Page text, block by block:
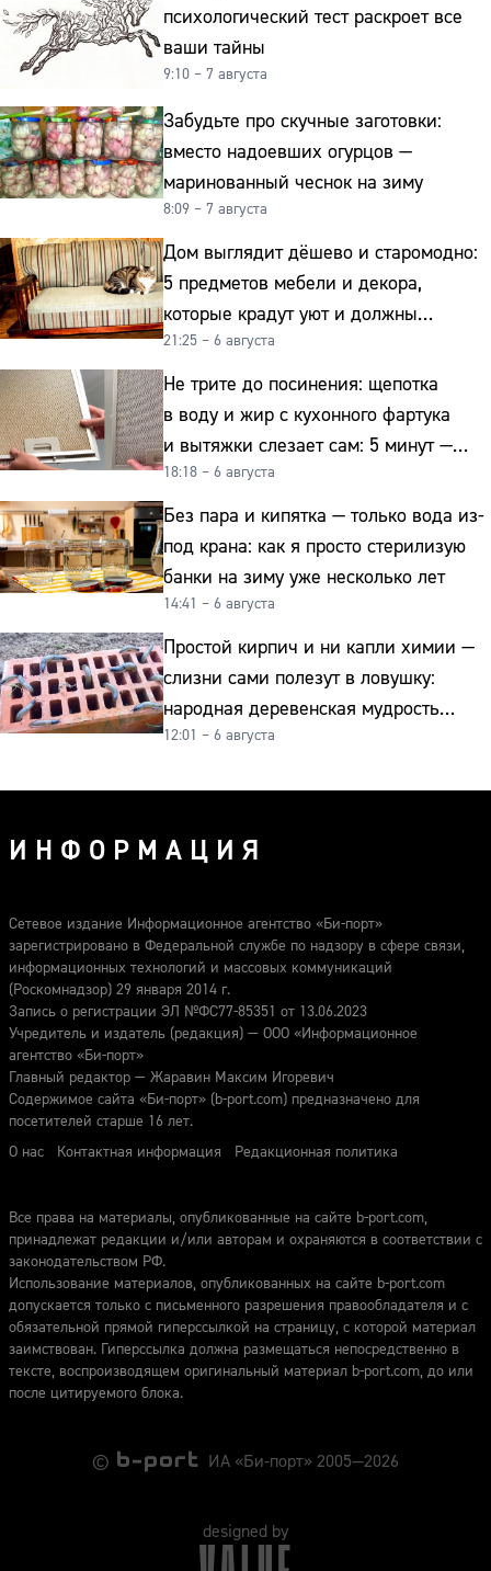
психологический тест раскроет все
ваши тайны
9:10 – 7 августа
Забудьте про скучные заготовки:
вместо надоевших огурцов —
маринованный чеснок на зиму
8:09 – 7 августа
Дом выглядит дёшево и старомодно:
5 предметов мебели и декора,
которые крадут уют и должны
отправиться на свалку прямо сейчас
21:25 – 6 августа
Не трите до посинения: щепотка
в воду и жир с кухонного фартука
и вытяжки слезает сам: 5 минут —
и сверкает как новая
18:18 – 6 августа
Без пара и кипятка — только вода из-
под крана: как я просто стерилизую
банки на зиму уже несколько лет
14:41 – 6 августа
Простой кирпич и ни капли химии —
слизни сами полезут в ловушку:
народная деревенская мудрость
реально работает
12:01 – 6 августа
ИНФОРМАЦИЯ
Сетевое издание Информационное агентство «Би-порт»
зарегистрировано в Федеральной службе по надзору в сфере связи,
информационных технологий и массовых коммуникаций
(Роскомнадзор) 29 января 2014 г.
Запись о регистрации ЭЛ №ФС77-85351 от 13.06.2023
Учредитель и издатель (редакция) — ООО «Информационное
агентство «Би-порт»
Главный редактор — Жаравин Максим Игоревич
Содержимое сайта «Би-порт» (b-port.com) предназначено для
посетителей старше 16 лет.
О нас
Контактная информация Редакционная политика
Все права на материалы, опубликованные на сайте b-port.com,
принадлежат редакции и/или авторам и охраняются в соответствии с
законодательством РФ.
Использование материалов, опубликованных на сайте b-port.com
допускается только с письменного разрешения правообладателя и с
обязательной прямой гиперссылкой на страницу, с которой материал
заимствован. Гиперссылка должна размещаться непосредственно в
тексте, воспроизводящем оригинальный материал b-port.com, до или
после цитируемого блока.
© ИА «Би-порт» 2005—2026
designed by